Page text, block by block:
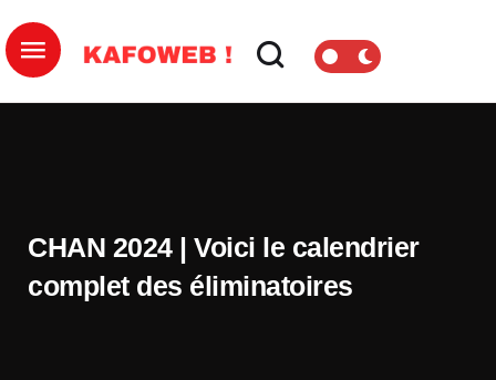
CHAN 2024 | Voici le calendrier
complet des éliminatoires